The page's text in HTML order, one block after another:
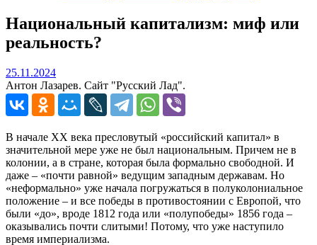
Национальный капитализм: миф или
реальность?
25.11.202425.11.2024
Антон Лазарев. Сайт "Русский Лад".
В начале XX века пресловутый «российский капитал» в
значительной мере уже не был национальным. Причем не в
колонии, а в стране, которая была формально свободной. И
даже – «почти равной» ведущим западным державам. Но
«неформально» уже начала погружаться в полуколониальное
положение – и все победы в противостоянии с Европой, что
были «до», вроде 1812 года или «полупобеды» 1856 года –
оказывались почти слитыми! Потому, что уже наступило
время империализма.